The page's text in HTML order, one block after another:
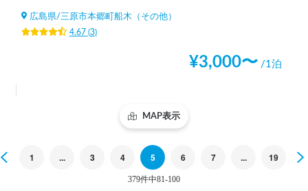
広島県/三原市本郷町船木（その他）
4.67(3)
¥3,000〜 /1泊
MAP表示
Previous
1 ... 3 4 5 6 7 ... 19
379件中81-100